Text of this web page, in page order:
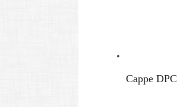
Cappe DPC